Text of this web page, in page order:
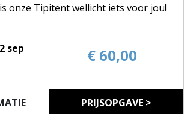
onze Tipitent wellicht iets voor jou!
domein zijn 2 tipi's te huur.
zitruimte met keukenblok en een
sep
€ 60,00
PRIJSOPGAVE >